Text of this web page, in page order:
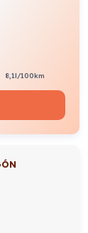
8,1l/100km